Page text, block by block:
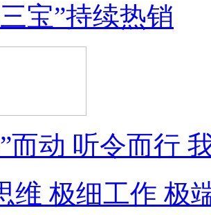
宝”持续热销
而动 听令而行
维 极细工作 极